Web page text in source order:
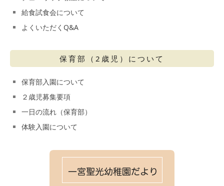
給食試食会について
よくいただくQ&A
保育部（2歳児）について
保育部入園について
２歳児募集要項
一日の流れ（保育部）
体験入園について